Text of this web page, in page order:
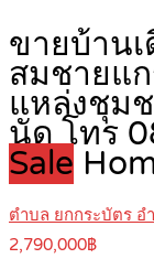
ขายบ้าน
สมชายแ
แหล่งชุม
นัด โทร
Sale
ตำบล ยกกระบัตร อ
2,790,000฿